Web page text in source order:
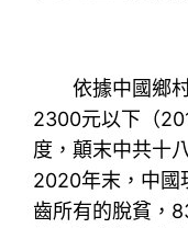
依據中國鄉村
2300元以下（
度，顛末中共十
2020年末，中國
齒所有的脫貧，